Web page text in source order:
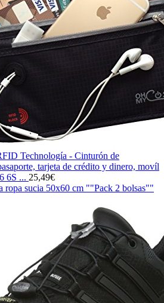
Technología - Cinturón de
tarjeta de crédito y dinero, movíl
6S ... 25,49€
ropa sucia 50x60 cm ""Pack 2 bolsas""